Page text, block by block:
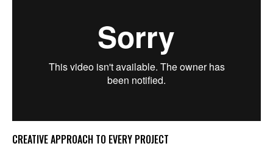
CREATIVE APPROACH TO EVERY PROJECT